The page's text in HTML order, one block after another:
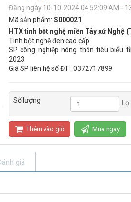
Đăng ngày 10-10-2024 04:52:09 AM -
Mã sản phẩm: S000021
HTX tinh bột nghệ miền Tây xứ Nghệ
Tinh bột nghệ đen cao cấp
SP công nghiệp nông thôn tiêu biểu
2023
Giá SP liên hệ số ĐT : 0372717899
Số lượng Lọ
Thêm vào giỏ Mua ngay
giá